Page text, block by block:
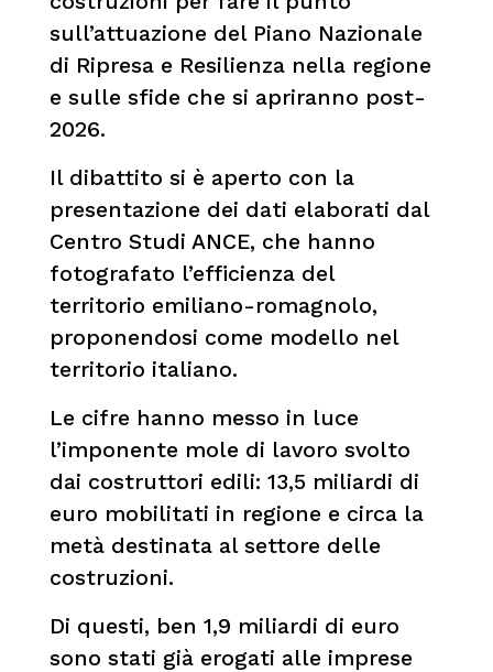
sull’attuazione del Piano Nazionale
di Ripresa e Resilienza nella regione
e sulle sfide che si apriranno post-
2026.
Il dibattito si è aperto con la
presentazione dei dati elaborati dal
Centro Studi ANCE, che hanno
fotografato l’efficienza del
territorio emiliano-romagnolo,
proponendosi come modello nel
territorio italiano.
Le cifre hanno messo in luce
l’imponente mole di lavoro svolto
dai costruttori edili: 13,5 miliardi di
euro mobilitati in regione e circa la
metà destinata al settore delle
costruzioni.
Di questi, ben 1,9 miliardi di euro
sono stati già erogati alle imprese